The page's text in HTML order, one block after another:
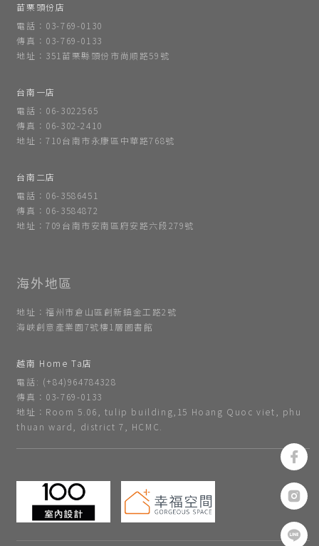
苗栗頭份店
電話：03-769-0130
傳真：03-769-0133
地址：351苗栗縣頭份市尚順路59號
台南一店
電話：06-3022565
傳真：06-302-2410
地址：710台南市永康區中華路768號
台南二店
電話：06-3586451
傳真：06-3584872
地址：709台南市安南區府安路六段279號
地址：福州市倉山區創新鎮金工路2號
海峽創意產業園7號樓1層圖書館
越南 Home Ta店
電話: (+84)964784328
傳真：03-769-0133
地址：Room 5.06, tulip building,15 Hoang Quoc viet, phu
thuan ward, district 7, HCMC.